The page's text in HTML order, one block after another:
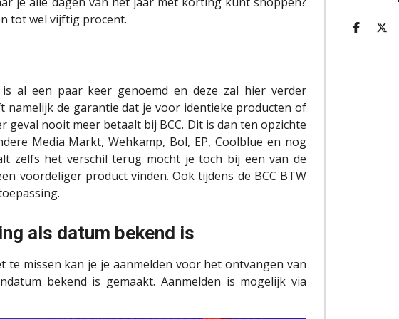
tot wel vijftig procent.
al een paar keer genoemd en deze zal hier verder
namelijk de garantie dat je voor identieke producten of
nooit meer betaalt bij BCC. Dit is dan ten opzichte
Media Markt, Wehkamp, Bol, EP, Coolblue en nog
zelfs het verschil terug mocht je toch bij een van de
voordeliger product vinden. Ook tijdens de BCC BTW
als datum bekend is
te missen kan je je aanmelden voor het ontvangen van
bekend is gemaakt. Aanmelden is mogelijk via
D
D